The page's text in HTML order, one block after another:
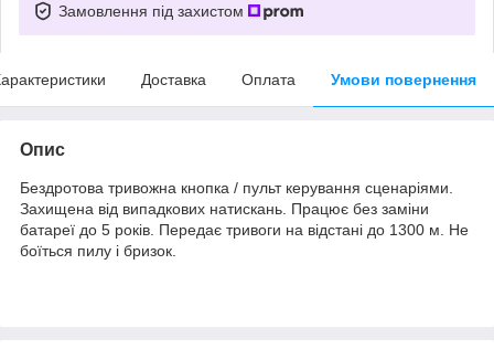
Замовлення під захистом
Доставка Оплата Умови повернення
Опис
Бездротова тривожна кнопка / пульт керування сценаріями.
Захищена від випадкових натискань. Працює без заміни
батареї до 5 років. Передає тривоги на відстані до 1300 м. Не
боїться пилу і бризок.